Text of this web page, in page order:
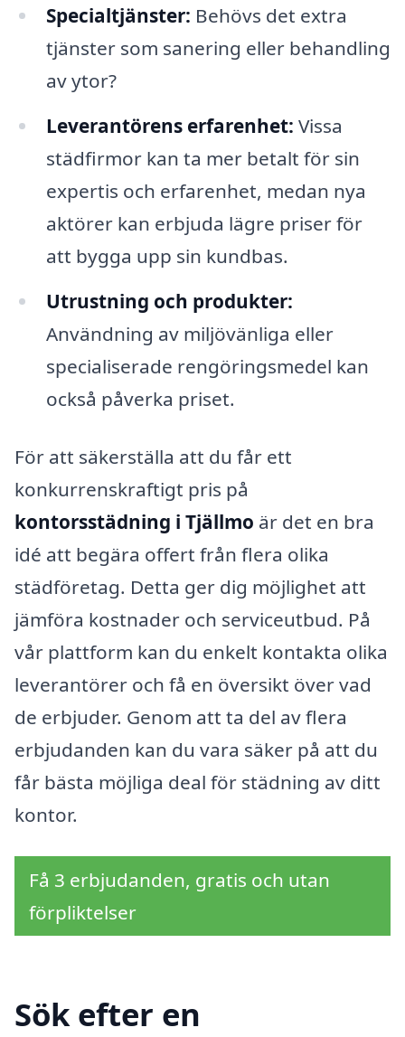
Specialtjänster: Behövs det extra
tjänster som sanering eller behandling
av ytor?
Leverantörens erfarenhet: Vissa
städfirmor kan ta mer betalt för sin
expertis och erfarenhet, medan nya
aktörer kan erbjuda lägre priser för
att bygga upp sin kundbas.
Utrustning och produkter:
Användning av miljövänliga eller
specialiserade rengöringsmedel kan
också påverka priset.
För att säkerställa att du får ett
konkurrenskraftigt pris på
kontorsstädning i Tjällmo är det en bra
idé att begära offert från flera olika
städföretag. Detta ger dig möjlighet att
jämföra kostnader och serviceutbud. På
vår plattform kan du enkelt kontakta olika
leverantörer och få en översikt över vad
de erbjuder. Genom att ta del av flera
erbjudanden kan du vara säker på att du
får bästa möjliga deal för städning av ditt
kontor.
Få 3 erbjudanden, gratis och utan
förpliktelser
Sök efter en